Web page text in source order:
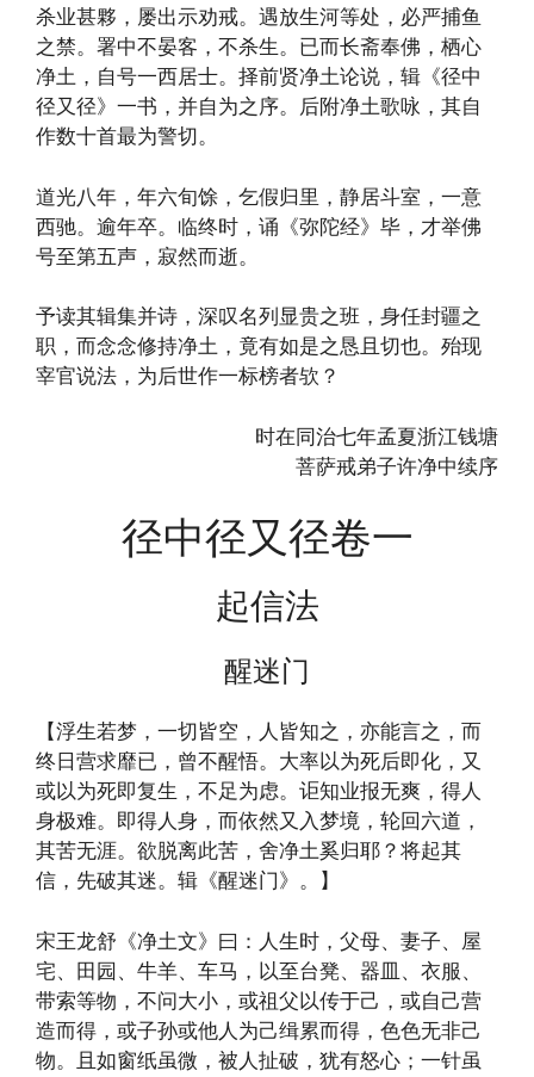
杀业甚夥，屡出示劝戒。遇放生河等处，必严捕鱼
之禁。署中不晏客，不杀生。已而长斋奉佛，栖心
净土，自号一西居士。择前贤净土论说，辑《径中
径又径》一书，并自为之序。后附净土歌咏，其自
作数十首最为警切。
道光八年，年六旬馀，乞假归里，静居斗室，一意
西驰。逾年卒。临终时，诵《弥陀经》毕，才举佛
号至第五声，寂然而逝。
予读其辑集并诗，深叹名列显贵之班，身任封疆之
职，而念念修持净土，竟有如是之恳且切也。殆现
宰官说法，为后世作一标榜者欤？
时在同治七年孟夏浙江钱塘
菩萨戒弟子许净中续序
径中径又径卷一
起信法
醒迷门
【浮生若梦，一切皆空，人皆知之，亦能言之，而
终日营求靡已，曾不醒悟。大率以为死后即化，又
或以为死即复生，不足为虑。讵知业报无爽，得人
身极难。即得人身，而依然又入梦境，轮回六道，
其苦无涯。欲脱离此苦，舍净土奚归耶？将起其
信，先破其迷。辑《醒迷门》。】
宋王龙舒《净土文》曰：人生时，父母、妻子、屋
宅、田园、牛羊、车马，以至台凳、器皿、衣服、
带索等物，不问大小，或祖父以传于己，或自己营
造而得，或子孙或他人为己缉累而得，色色无非己
物。且如窗纸虽微，被人扯破，犹有怒心；一针虽